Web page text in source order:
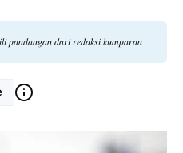
pandangan dari redaksi kumparan